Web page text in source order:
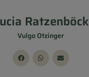
Ratzenböck
Vulgo Otzinger